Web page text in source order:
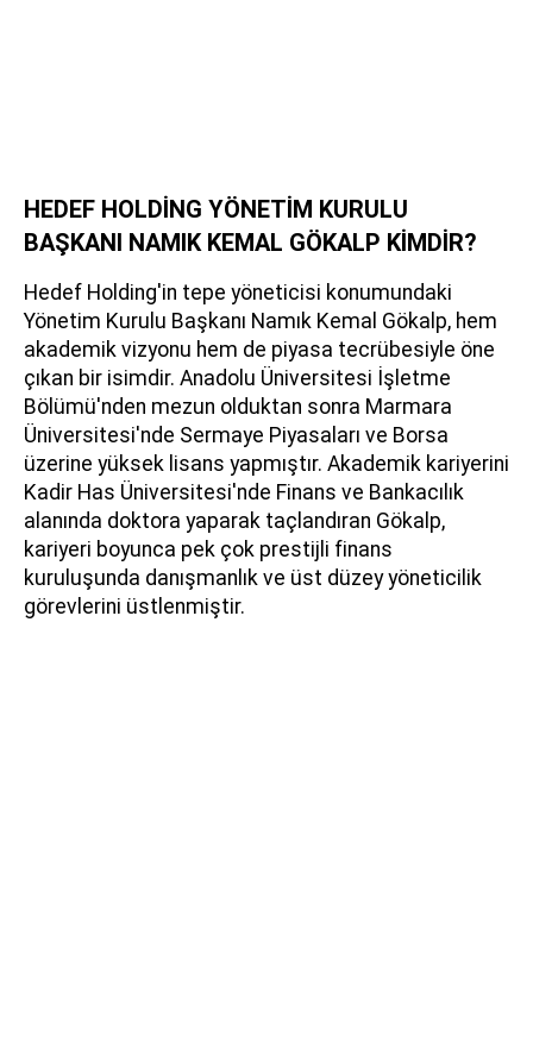
HEDEF HOLDİNG YÖNETİM KURULU
BAŞKANI NAMIK KEMAL GÖKALP KİMDİR?
Hedef Holding'in tepe yöneticisi konumundaki
Yönetim Kurulu Başkanı Namık Kemal Gökalp, hem
akademik vizyonu hem de piyasa tecrübesiyle öne
çıkan bir isimdir. Anadolu Üniversitesi İşletme
Bölümü'nden mezun olduktan sonra Marmara
Üniversitesi'nde Sermaye Piyasaları ve Borsa
üzerine yüksek lisans yapmıştır. Akademik kariyerini
Kadir Has Üniversitesi'nde Finans ve Bankacılık
alanında doktora yaparak taçlandıran Gökalp,
kariyeri boyunca pek çok prestijli finans
kuruluşunda danışmanlık ve üst düzey yöneticilik
görevlerini üstlenmiştir.